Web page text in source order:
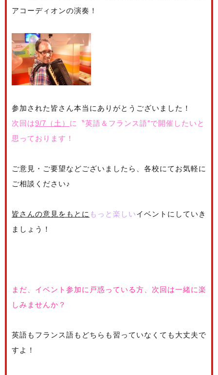
アコーディオンの演奏！
参加された皆さん本当にありがとうございました！
次回は9/7（土） に〝英語＆フランス語″で開催したいと
思っております！
ご意見・ご要望などございましたら、各校にてお気軽に
ご相談ください♪
皆さんの意見をもとに もっと楽しいイベントにしていき
ましょう！
まだ、イベント参加に戸惑っている方、次回は一緒に楽
しみませんか？
英語もフランス語もどちらも習っていなくても大丈夫で
すよ！